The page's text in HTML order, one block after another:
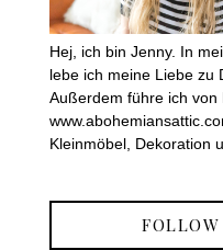
Hej, ich bin Jenny. In
lebe ich meine Liebe zu
Außerdem führe ich
Kleinmöbel, Dekoration